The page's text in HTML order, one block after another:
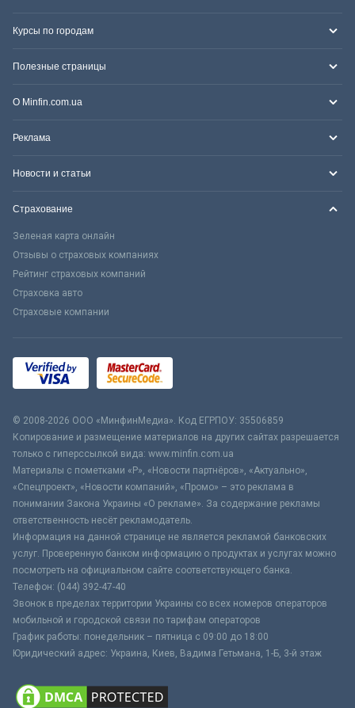
Курсы по городам
Полезные страницы
О Minfin.com.ua
Реклама
Новости и статьи
Страхование
Зеленая карта онлайн
Отзывы о страховых компаниях
Рейтинг страховых компаний
Страховка авто
Страховые компании
© 2008-2026 ООО «МинфинМедиа». Код ЕГРПОУ: 35506859
Копирование и размещение материалов на других сайтах разрешается
только с гиперссылкой вида: www.minfin.com.ua
Материалы с пометками «Р», «Новости партнёров», «Актуально»,
«Спецпроект», «Новости компаний», «Промо» – это реклама в
понимании Закона Украины «О рекламе». За содержание рекламы
ответственность несёт рекламодатель.
Информация на данной странице не является рекламой банковских
услуг. Проверенную банком информацию о продуктах и услугах можно
посмотреть на официальном сайте соответствующего банка.
Телефон: (044) 392-47-40
Звонок в пределах территории Украины со всех номеров операторов
мобильной и городской связи по тарифам операторов
График работы: понедельник – пятница с 09:00 до 18:00
Юридический адрес: Украина, Киев, Вадима Гетьмана, 1-Б, 3-й этаж